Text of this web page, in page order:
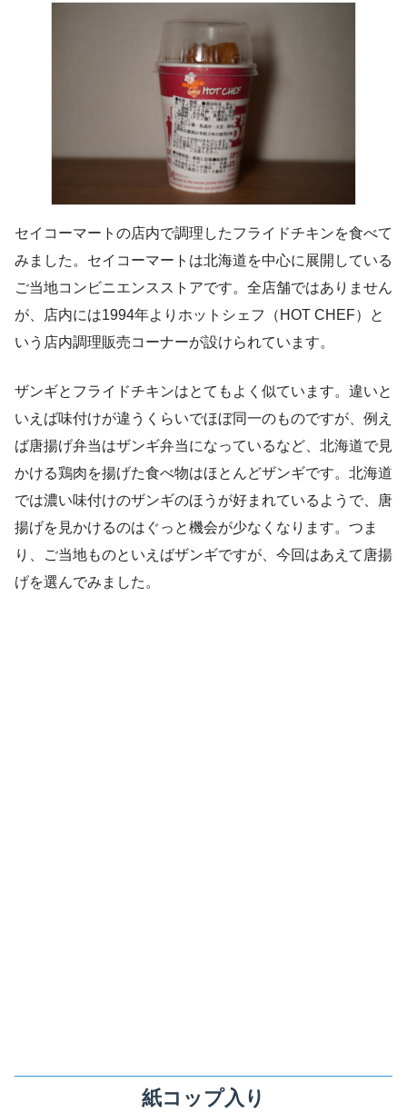
セイコーマートの店内で調理したフライドチキンを食べて
みました。セイコーマートは北海道を中心に展開している
ご当地コンビニエンスストアです。全店舗ではありません
が、店内には1994年よりホットシェフ（HOT CHEF）と
いう店内調理販売コーナーが設けられています。
ザンギとフライドチキンはとてもよく似ています。違いと
いえば味付けが違うくらいでほぼ同一のものですが、例え
ば唐揚げ弁当はザンギ弁当になっているなど、北海道で見
かける鶏肉を揚げた食べ物はほとんどザンギです。北海道
では濃い味付けのザンギのほうが好まれているようで、唐
揚げを見かけるのはぐっと機会が少なくなります。つま
り、ご当地ものといえばザンギですが、今回はあえて唐揚
げを選んでみました。
紙コップ入り